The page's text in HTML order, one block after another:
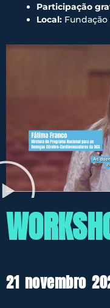
Participação
Local:
21 novembro